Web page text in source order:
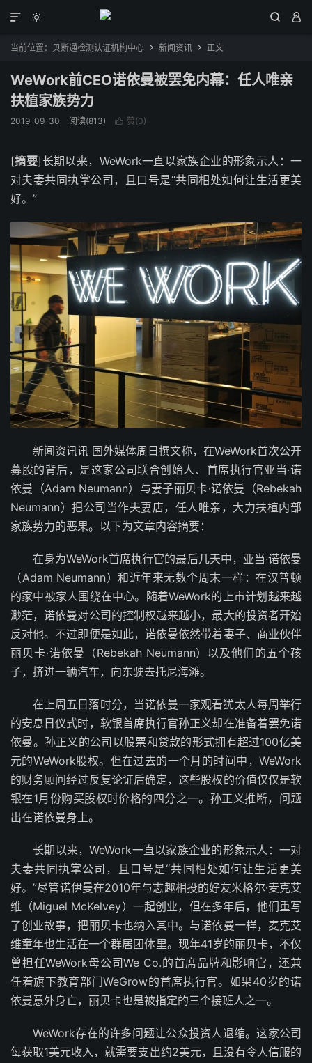
  

当前位置： 贝斯通检测认证机构中心  新闻资讯  正文
WeWork前CEO诺依曼被罢免内幕：任人唯亲
扶植家族势力
2019-09-30 阅读(813)  赞(0)
[摘要]长期以来，WeWork一直以家族企业的形象示人：一
对夫妻共同执掌公司，且口号是“共同相处如何让生活更美
好。”
新闻资讯讯 国外媒体周日撰文称，在WeWork首次公开
募股的背后，是这家公司联合创始人、首席执行官亚当·诺
依曼（Adam Neumann）与妻子丽贝卡·诺依曼（Rebekah
Neumann）把公司当作夫妻店，任人唯亲，大力扶植内部
家族势力的恶果。以下为文章内容摘要：
在身为WeWork首席执行官的最后几天中，亚当·诺依曼
（Adam Neumann）和近年来无数个周末一样：在汉普顿
的家中被家人围绕在中心。随着WeWork的上市计划越来越
渺茫，诺依曼对公司的控制权越来越小，最大的投资者开始
反对他。不过即便是如此，诺依曼依然带着妻子、商业伙伴
丽贝卡·诺依曼（Rebekah Neumann）以及他们的五个孩
子，挤进一辆汽车，向东驶去托尼海滩。
在上周五日落时分，当诺依曼一家观看犹太人每周举行
的安息日仪式时，软银首席执行官孙正义却在准备着罢免诺
依曼。孙正义的公司以股票和贷款的形式拥有超过100亿美
元的WeWork股权。但在过去的一个月的时间中，WeWork
的财务顾问经过反复论证后确定，这些股权的价值仅仅是软
银在1月份购买股权时价格的四分之一。孙正义推断，问题
出在诺依曼身上。
长期以来，WeWork一直以家族企业的形象示人：一对
夫妻共同执掌公司，且口号是“共同相处如何让生活更美
好。”尽管诺伊曼在2010年与志趣相投的好友米格尔·麦克艾
维（Miguel McKelvey）一起创业，但在多年后，他们重写
了创业故事，把丽贝卡也纳入其中。与诺依曼一样，麦克艾
维童年也生活在一个群居团体里。现年41岁的丽贝卡，不仅
曾担任WeWork母公司We Co.的首席品牌和影响官，还兼
任着旗下教育部门WeGrow的首席执行官。如果40岁的诺
依曼意外身亡，丽贝卡也是被指定的三个接班人之一。
WeWork存在的许多问题让公众投资人退缩。这家公司
每获取1美元收入，就需要支出约2美元，且没有令人信服的